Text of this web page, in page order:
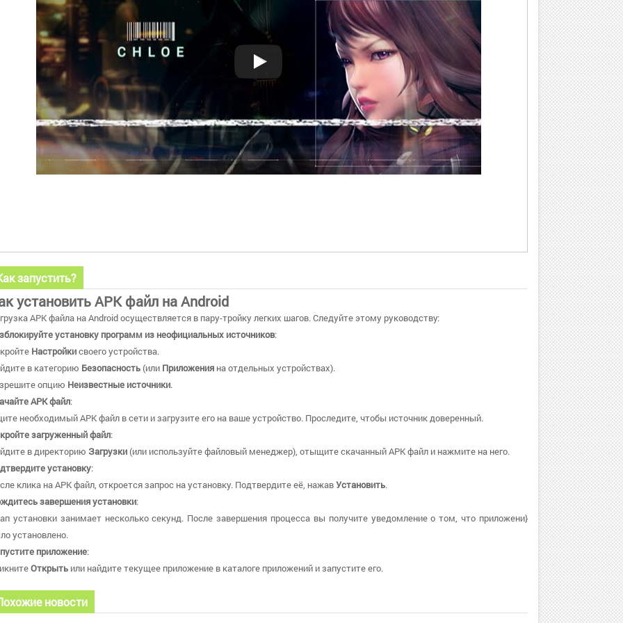
запустить?
установить APK файл на Android
APK файла на Android осуществляется в пару-тройку легких шагов. Следуйте этому руководству:
установку программ из неофициальных источников:
Настройкисвоего устройства.
в категорию Безопасность (или Приложения на отдельных устройствах).
опцию Неизвестные источники.
APK файл:
необходимый APK файл в сети и загрузите его на ваше устройство. Проследите, чтобы источник доверенный.
загруженный файл:
в директорию Загрузки (или используйте файловый менеджер), отыщите скачанный APK файл и нажмите на него.
установку:
клика на APK файл, откроется запрос на установку. Подтвердите её, нажавУстановить.
завершения установки:
установки занимает несколько секунд. После завершения процесса вы получите уведомление о том, что приложени}
установлено.
приложение:
Открыть или найдите текущее приложение в каталоге приложений и запустите его.
новости